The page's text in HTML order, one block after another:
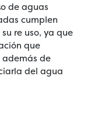
de aguas
cumplen
re uso, ya que
que
de
del agua